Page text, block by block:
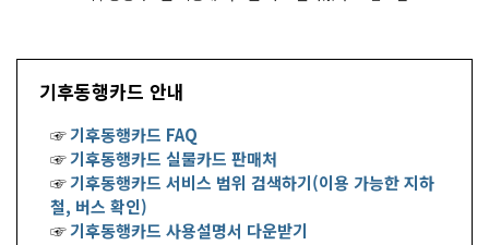
기후동행카드 안내
☞기후동행카드 FAQ
☞기후동행카드 실물카드 판매처
☞기후동행카드 서비스 범위 검색하기(이용 가능한 지하
철, 버스 확인)
☞기후동행카드 사용설명서 다운받기